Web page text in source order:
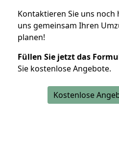
Kontaktieren Sie uns noch
uns gemeinsam Ihren
planen!
Füllen Sie jetzt das
Sie kostenlose Angebote.
Kostenlose